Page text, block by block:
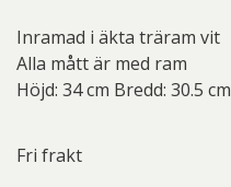
Inramad i äkta träram vit
Alla mått är med ram
Höjd: 34 cm Bredd: 30.5 cm
Fri frakt